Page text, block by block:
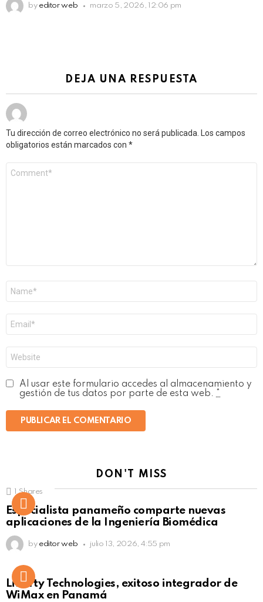
by editor web marzo 5, 2026, 12:06 pm
DEJA UNA RESPUESTA
Tu dirección de correo electrónico no será publicada.
Los campos
obligatorios están marcados con *
electrónico
*
Al usar este formulario accedes al almacenamiento y
gestión de tus datos por parte de esta web.
DON'T MISS
Click to view this post
Shares
Especialista panameño comparte nuevas
aplicaciones de la Ingeniería Biomédica
by editor web julio 13, 2026, 4:55 pm
Liberty Technologies, exitoso integrador de
WiMax en Panamá